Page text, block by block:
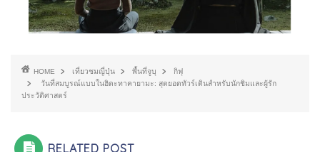
HOME เที่ยวชมญี่ปุ่น พื้นที่จูบุ
กิฟุ
วันที่สมบูรณ์แบบในฮิดะทาคายามะ: สุดยอดทัวร์เดินสำหรับนักชิมและผู้รัก
ประวัติศาสตร์
RELATED POST